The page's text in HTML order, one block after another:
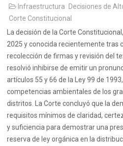
Infraestructura Decisiones de
Corte Constitucional
La decisión de la Corte
2025 y conocida recientemente tras
recolección de firmas y revisión del
resolvió inhibirse de emitir un
artículos 55 y 66 de la Ley 99 de
competencias ambientales de los
distritos. La Corte concluyó que la
requisitos mínimos de claridad,
y suficiencia para demostrar una
reserva de ley orgánica en la